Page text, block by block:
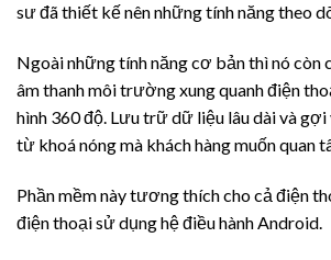
sư đã thiết kế nên những tính năng theo
Ngoài những tính năng cơ bản thì nó còn
âm thanh môi trường xung quanh điện
hình 360 độ. Lưu trữ dữ liệu lâu dài và
từ khoá nóng mà khách hàng muốn quan
Phần mềm này tương thích cho cả điện
điện thoại sử dụng hệ điều hành Android.